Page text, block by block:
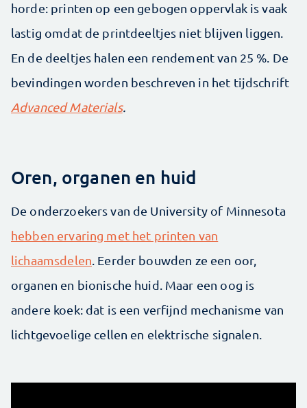
horde: printen op een gebogen oppervlak is vaak
lastig omdat de printdeeltjes niet blijven liggen.
En de deeltjes halen een rendement van 25 %. De
bevindingen worden beschreven in het tijdschrift
Advanced Materials.
Oren, organen en huid
De onderzoekers van de University of Minnesota
hebben ervaring met het printen van
lichaamsdelen. Eerder bouwden ze een oor,
organen en bionische huid. Maar een oog is
andere koek: dat is een verfijnd mechanisme van
lichtgevoelige cellen en elektrische signalen.